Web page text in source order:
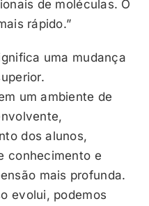
de moléculas. O
rápido.”
uma mudança
um ambiente de
dos alunos,
conhecimento e
mais profunda.
evolui, podemos